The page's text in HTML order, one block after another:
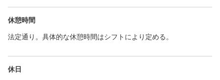
休憩時間
法定通り。具体的な休憩時間はシフトにより定める。
休日